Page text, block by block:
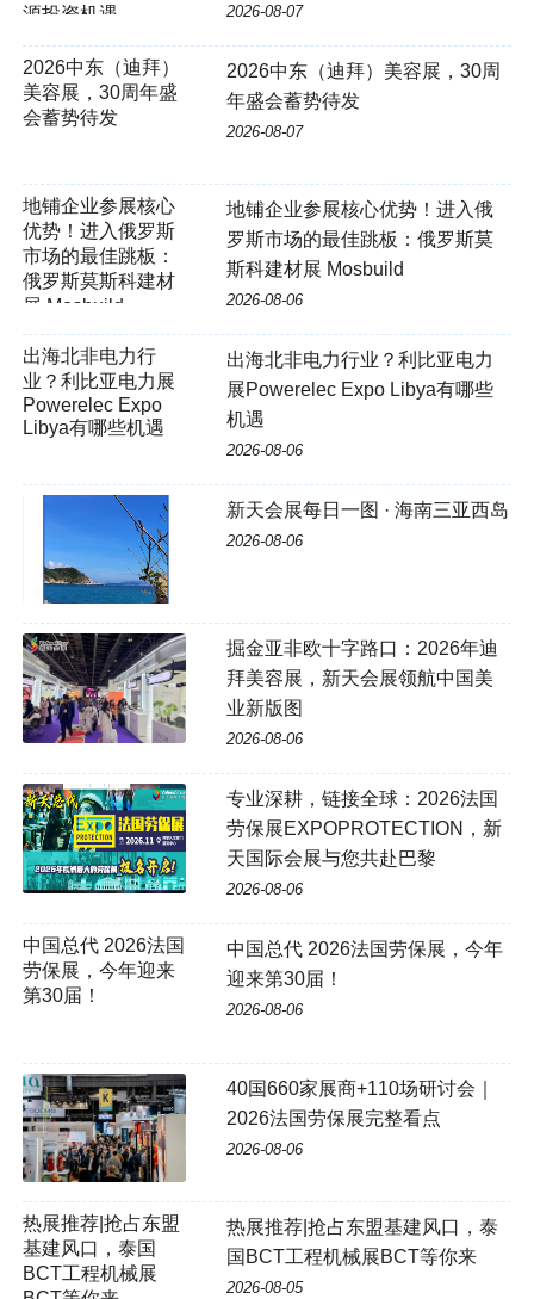
源投资机遇
2026-08-07
2026中东（迪拜）
美容展，30周年盛
会蓄势待发
2026中东（迪拜）美容展，30周
年盛会蓄势待发
2026-08-07
地铺企业参展核心
优势！进入俄罗斯
市场的最佳跳板：
俄罗斯莫斯科建材
展 Mosbuild
地铺企业参展核心优势！进入俄
罗斯市场的最佳跳板：俄罗斯莫
斯科建材展 Mosbuild
2026-08-06
出海北非电力行
业？利比亚电力展
Powerelec Expo
Libya有哪些机遇
出海北非电力行业？利比亚电力
展Powerelec Expo Libya有哪些
机遇
2026-08-06
新天会展每日一图 · 海南三亚西岛
2026-08-06
掘金亚非欧十字路口：2026年迪
拜美容展，新天会展领航中国美
业新版图
2026-08-06
专业深耕，链接全球：2026法国
劳保展EXPOPROTECTION，新
天国际会展与您共赴巴黎
2026-08-06
中国总代 2026法国劳保展，今年
迎来第30届！
2026-08-06
40国660家展商+110场研讨会｜
2026法国劳保展完整看点
2026-08-06
热展推荐|抢占东盟基建风口，泰
国BCT工程机械展BCT等你来
2026-08-05